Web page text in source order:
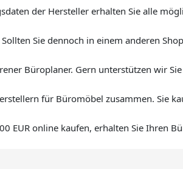
der Hersteller erhalten Sie alle
Sie dennoch in einem anderen
Büroplaner. Gern unterstützen wir
für Büromöbel zusammen. Sie
EUR online kaufen, erhalten Sie Ihren